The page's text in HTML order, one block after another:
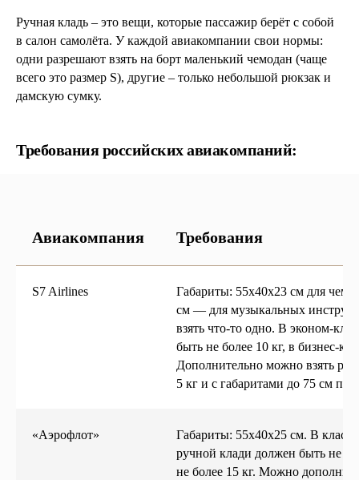
Ручная кладь – это вещи, которые пассажир берёт с собой
в салон самолёта. У каждой авиакомпании свои нормы:
одни разрешают взять на борт маленький чемодан (чаще
всего это размер S), другие – только небольшой рюкзак и
дамскую сумку.
Требования российских авиакомпаний:
Авиакомпания Требования
S7 Airlines
Габариты: 55х40х23 см для
см — для музыкальных
взять что-то одно. В эконом-
быть не более 10 кг, в бизнес-
Дополнительно можно взять
5 кг и с габаритами до 75 см по
«Аэрофлот»
Габариты: 55х40х25 см. В
ручной клади должен быть не
не более 15 кг. Можно